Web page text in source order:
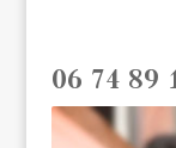
06 74 89